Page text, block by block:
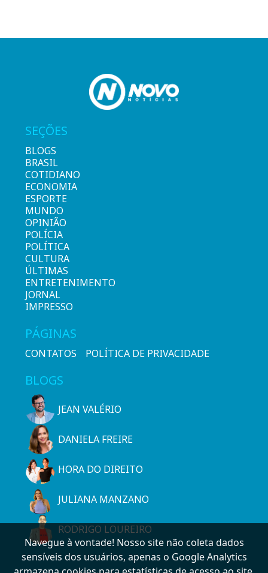
SEÇÕES
BLOGS
BRASIL
COTIDIANO
ECONOMIA
ESPORTE
MUNDO
OPINIÃO
POLÍCIA
POLÍTICA
CULTURA
ÚLTIMAS
ENTRETENIMENTO
JORNAL
IMPRESSO
PÁGINAS
CONTATOS POLÍTICA DE PRIVACIDADE
BLOGS
JEAN VALÉRIO
DANIELA FREIRE
HORA DO DIREITO
JULIANA MANZANO
RODRIGO LOUREIRO
Navegue à vontade! Nosso site não coleta dados
sensíveis dos usuários, apenas o Google Analytics